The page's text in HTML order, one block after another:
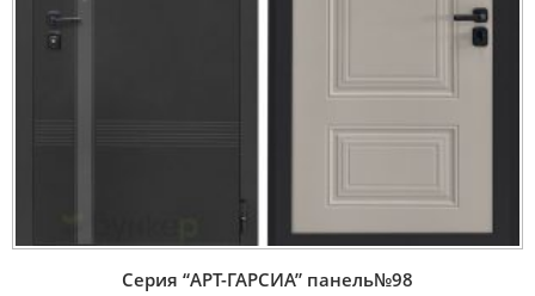
Серия “AРT-ГАРСИА” панель№98